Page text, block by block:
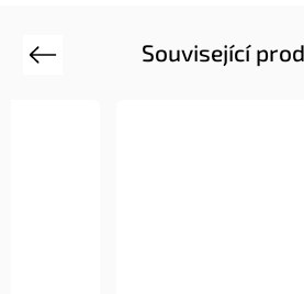
Související
Previous